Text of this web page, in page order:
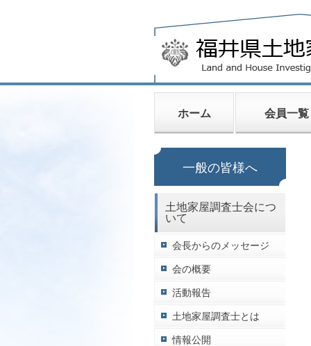
ホーム 会員一覧
一般の皆様へ
土地家屋調査士会につ
いて
会長からのメッセージ
会の概要
活動報告
土地家屋調査士とは
情報公開